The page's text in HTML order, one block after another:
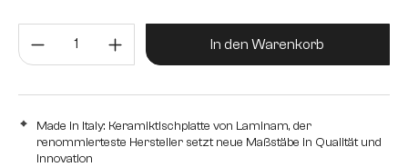
Produkt Anzahl: Gib den
In den Warenkorb
Made in Italy: Keramiktischplatte von Laminam, der
renommierteste Hersteller setzt neue Maßstäbe in Qualität und
Innovation